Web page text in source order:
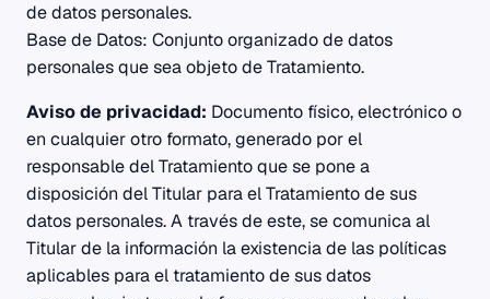
de datos personales.
Base de Datos: Conjunto organizado de datos
personales que sea objeto de Tratamiento.
Aviso de privacidad: Documento físico, electrónico o
en cualquier otro formato, generado por el
responsable del Tratamiento que se pone a
disposición del Titular para el Tratamiento de sus
datos personales. A través de este, se comunica al
Titular de la información la existencia de las políticas
aplicables para el tratamiento de sus datos